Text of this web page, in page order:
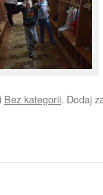
Bez kategorii. Dodaj